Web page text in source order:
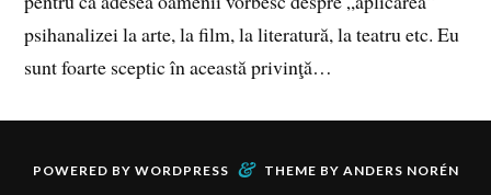
psihanalizei la arte, la film, la literatură, la teatru etc. Eu
sunt foarte sceptic în această privinţă…
POWERED BY WORDPRESS & THEME BY ANDERS NORÉN